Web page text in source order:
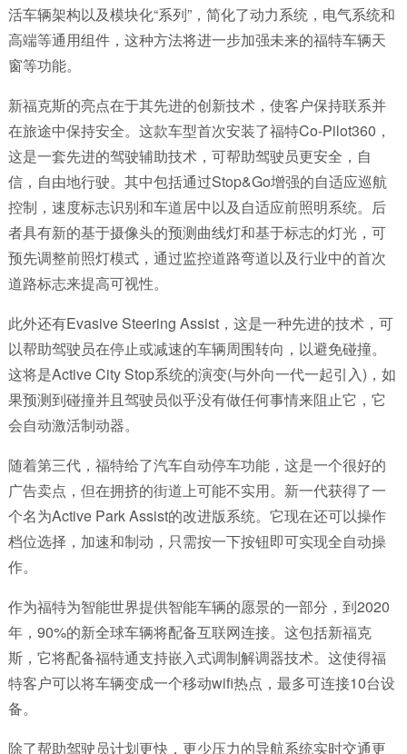
活车辆架构以及模块化“系列”，简化了动力系统，电气系统和
高端等通用组件，这种方法将进一步加强未来的福特车辆天
窗等功能。
新福克斯的亮点在于其先进的创新技术，使客户保持联系并
在旅途中保持安全。这款车型首次安装了福特Co-Pilot360，
这是一套先进的驾驶辅助技术，可帮助驾驶员更安全，自
信，自由地行驶。其中包括通过Stop&Go增强的自适应巡航
控制，速度标志识别和车道居中以及自适应前照明系统。后
者具有新的基于摄像头的预测曲线灯和基于标志的灯光，可
预先调整前照灯模式，通过监控道路弯道以及行业中的首次
道路标志来提高可视性。
此外还有Evasive Steering Assist，这是一种先进的技术，可
以帮助驾驶员在停止或减速的车辆周围转向，以避免碰撞。
这将是Active City Stop系统的演变(与外向一代一起引入)，如
果预测到碰撞并且驾驶员似乎没有做任何事情来阻止它，它
会自动激活制动器。
随着第三代，福特给了汽车自动停车功能，这是一个很好的
广告卖点，但在拥挤的街道上可能不实用。新一代获得了一
个名为Active Park Assist的改进版系统。它现在还可以操作
档位选择，加速和制动，只需按一下按钮即可实现全自动操
作。
作为福特为智能世界提供智能车辆的愿景的一部分，到2020
年，90%的新全球车辆将配备互联网连接。这包括新福克
斯，它将配备福特通支持嵌入式调制解调器技术。这使得福
特客户可以将车辆变成一个移动wifi热点，最多可连接10台设
备。
除了帮助驾驶员计划更快，更少压力的导航系统实时交通更